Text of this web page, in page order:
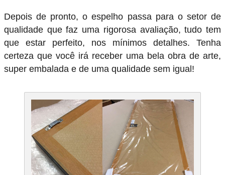
Depois de pronto, o espelho passa para o setor de
qualidade que faz uma rigorosa avaliação, tudo tem
que estar perfeito, nos mínimos detalhes. Tenha
certeza que você irá receber uma bela obra de arte,
super embalada e de uma qualidade sem igual!